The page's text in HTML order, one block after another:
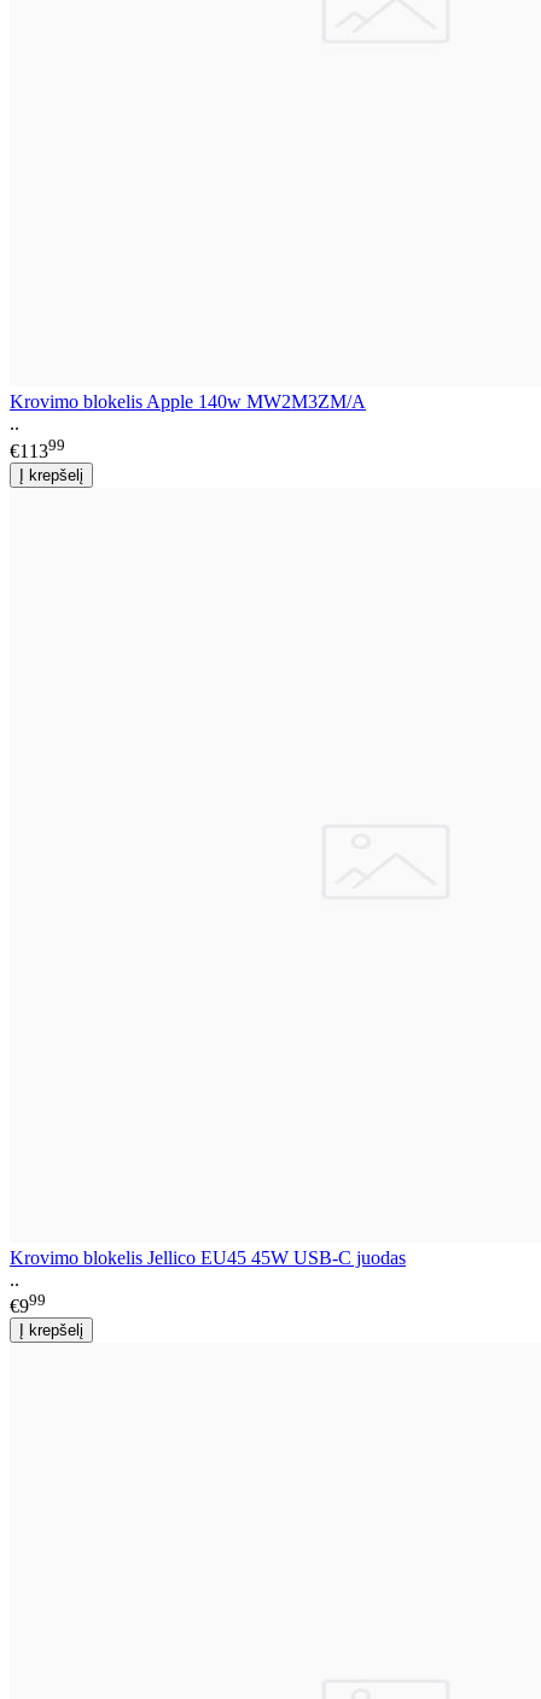
Krovimo blokelis Apple 140w MW2M3ZM/A
..
€11399
Krovimo blokelis Jellico EU45 45W USB-C juodas
..
€999